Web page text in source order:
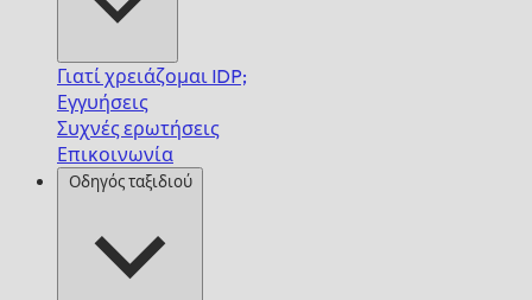
Γιατί χρειάζομαι IDP;
Εγγυήσεις
Συχνές ερωτήσεις
Επικοινωνία
Οδηγός ταξιδιού